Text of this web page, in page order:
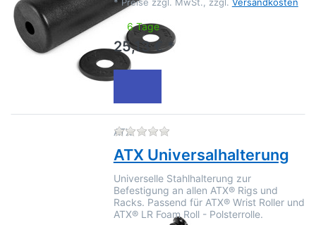
* Preise zzgl. MwSt., zzgl. Versandkosten
6 Tage
25,13 € *
ATX Zu diesem Produkt liegen
ATX Universalhalterung
Universelle Stahlhalterung zur
Befestigung an allen ATX® Rigs und
Racks. Passend für ATX® Wrist Roller und
ATX® LR Foam Roll - Polsterrolle.